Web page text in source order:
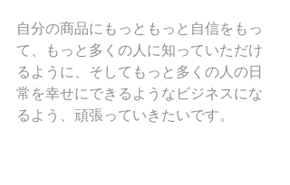
自分の商品にもっともっと自信をもっ
て、もっと多くの人に知っていただけ
るように、そしてもっと多くの人の日
常を幸せにできるようなビジネスにな
るよう、頑張っていきたいです。